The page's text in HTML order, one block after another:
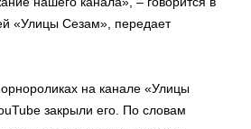
«Улицы Сезам», передает
на канале «Улицы
закрыли его. По словам